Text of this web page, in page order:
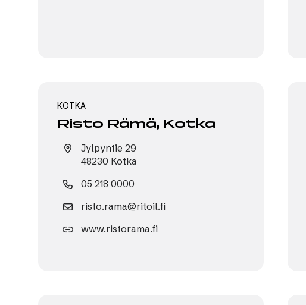
KOTKA
Risto Rämä, Kotka
Jylpyntie 29
48230 Kotka
05 218 0000
risto.rama@ritoil.fi
www.ristorama.fi